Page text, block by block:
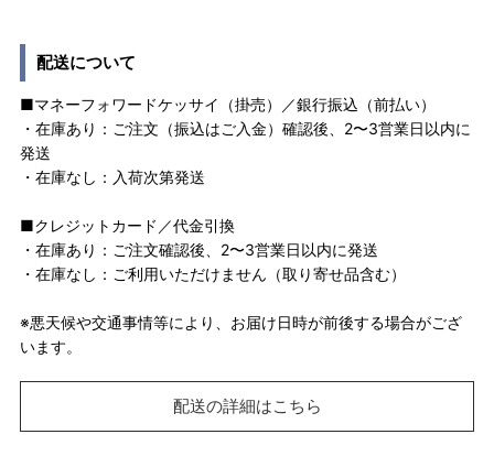
配送について
■マネーフォワードケッサイ（掛売）／銀行振込（前払い）
・在庫あり：ご注文（振込はご入金）確認後、2〜3営業日以内に
発送
・在庫なし：入荷次第発送
■クレジットカード／代金引換
・在庫あり：ご注文確認後、2〜3営業日以内に発送
・在庫なし：ご利用いただけません（取り寄せ品含む）
※悪天候や交通事情等により、お届け日時が前後する場合がござ
います。
配送の詳細はこちら